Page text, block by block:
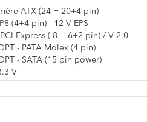
ATX (24 = 20+4 pin)
(4+4 pin) - 12 V EPS
Express ( 8 = 6+2 pin) / V 2.0
- PATA Molex (4 pin)
- SATA (15 pin power)
V